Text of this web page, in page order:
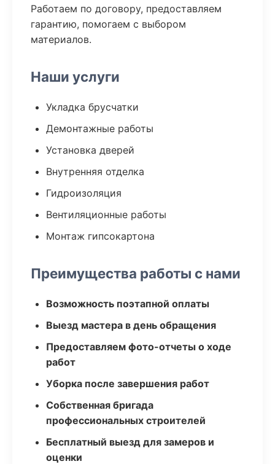
Работаем по договору, предоставляем
гарантию, помогаем с выбором
материалов.
Наши услуги
Укладка брусчатки
Демонтажные работы
Установка дверей
Внутренняя отделка
Гидроизоляция
Вентиляционные работы
Монтаж гипсокартона
Преимущества работы с нами
Возможность поэтапной оплаты
Выезд мастера в день обращения
Предоставляем фото-отчеты о ходе
работ
Уборка после завершения работ
Собственная бригада
профессиональных строителей
Бесплатный выезд для замеров и
оценки